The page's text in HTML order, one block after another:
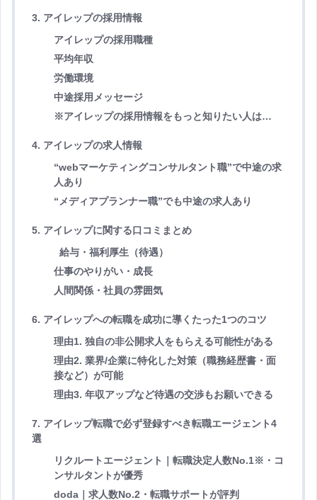
3. アイレップの採用情報
アイレップの採用職種
平均年収
労働環境
中途採用メッセージ
※アイレップの採用情報をもっと知りたい人は…
4. アイレップの求人情報
“webマーケティングコンサルタント職”で中途の求
人あり
“メディアプランナー職”でも中途の求人あり
5. アイレップに関する口コミまとめ
給与・福利厚生（待遇）
仕事のやりがい・成長
人間関係・社員の雰囲気
6. アイレップへの転職を成功に導くたった1つのコツ
理由1. 独自の非公開求人をもらえる可能性がある
理由2. 業界/企業に特化した対策（職務経歴書・面
接など）が可能
理由3. 年収アップなど待遇の交渉もお願いできる
7. アイレップ転職で必ず登録すべき転職エージェント4
選
リクルートエージェント｜転職決定人数No.1※・コ
ンサルタントが優秀
doda｜求人数No.2・転職サポートが評判